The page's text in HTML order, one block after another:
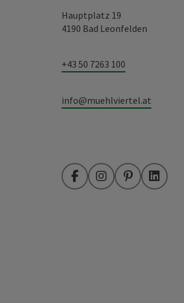
Hauptplatz 19
4190 Bad Leonfelden
+43 50 7263 100
info@muehlviertel.at
FacebookInstagramPinterestLinkedIn